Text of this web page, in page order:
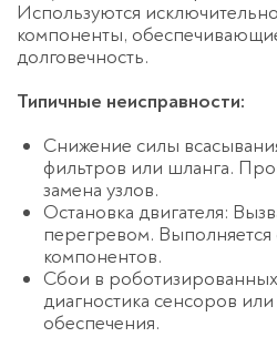
Используются
компоненты,
долговечность.
Типичные неисправности:
Снижение силы
фильтров или шланга.
замена узлов.
Остановка двигателя:
перегревом.
компонентов.
Сбои в
диагностика сенсоров
обеспечения.